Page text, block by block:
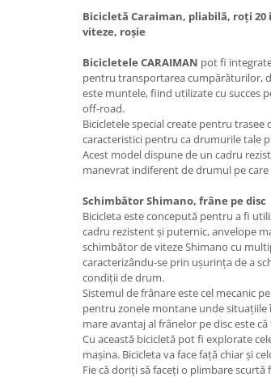
Bicicletă Caraiman, pliabilă, roți 20
viteze, roșie
Bicicletele CARAIMAN pot fi
pentru transportarea cumpărăturilor,
este muntele, fiind utilizate cu succes
off-road.
Bicicletele special create pentru
caracteristici pentru ca drumurile tale
Acest model dispune de un cadru
manevrat indiferent de drumul pe care
Schimbător Shimano, frâne pe disc
Bicicleta este concepută pentru a fi
cadru rezistent și puternic, anvelope
schimbător de viteze Shimano cu
caracterizându-se prin ușurința de a
condiții de drum.
Sistemul de frânare este cel mecanic
pentru zonele montane unde situațiile
mare avantaj al frânelor pe disc este
Cu această bicicletă pot fi explorate
mașina. Bicicleta va face față chiar și
Fie că doriți să faceți o plimbare